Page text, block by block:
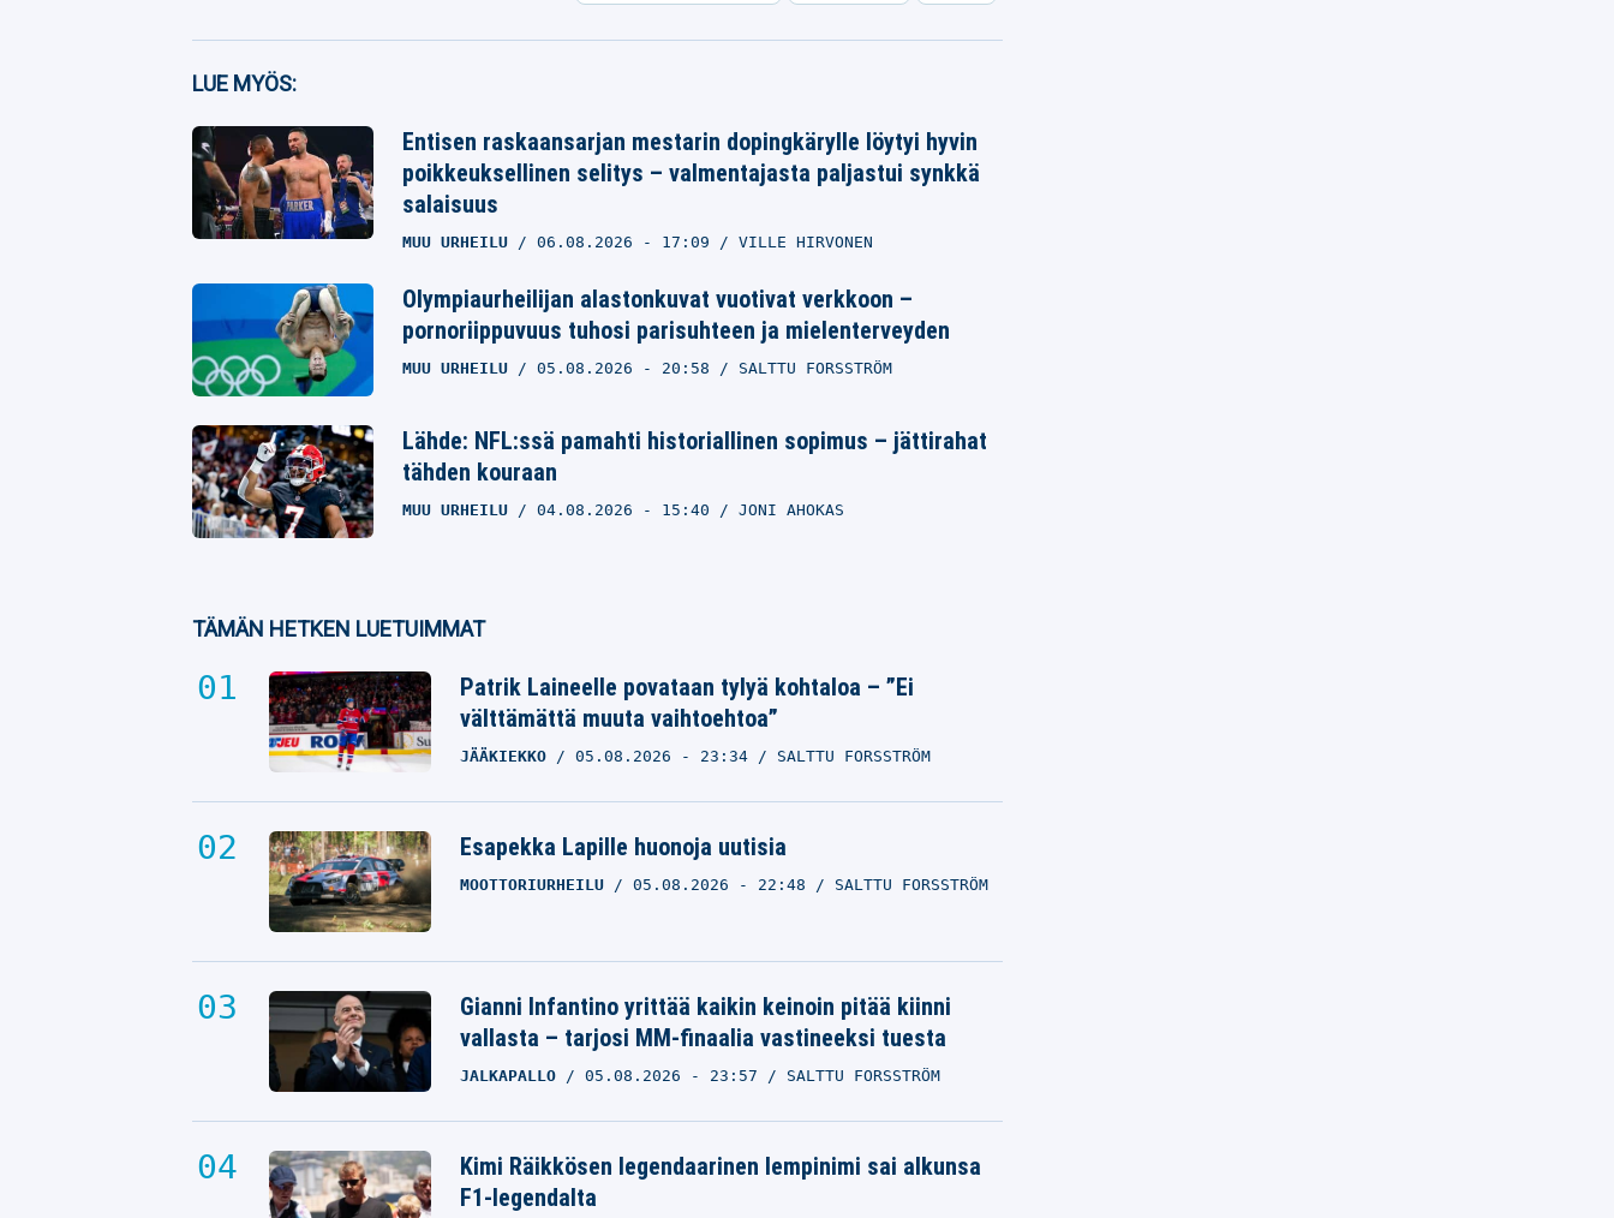
Whatsapp
LUE MYÖS:
Entisen raskaansarjan mestarin dopingkärylle löytyi hyvin
poikkeuksellinen selitys – valmentajasta paljastui synkkä
salaisuus
MUU URHEILU 06.08.2026 - 17:09 VILLE HIRVONEN
Olympiaurheilijan alastonkuvat vuotivat verkkoon –
pornoriippuvuus tuhosi parisuhteen ja mielenterveyden
MUU URHEILU 05.08.2026 - 20:58 SALTTU FORSSTRÖM
Lähde: NFL:ssä pamahti historiallinen sopimus – jättirahat
tähden kouraan
MUU URHEILU 04.08.2026 - 15:40 JONI AHOKAS
TÄMÄN HETKEN LUETUIMMAT
Patrik Laineelle povataan tylyä kohtaloa – ”Ei
välttämättä muuta vaihtoehtoa”
JÄÄKIEKKO 05.08.2026 - 23:34 SALTTU FORSSTRÖM
Esapekka Lapille huonoja uutisia
MOOTTORIURHEILU 05.08.2026 - 22:48 SALTTU FORSSTRÖM
Gianni Infantino yrittää kaikin keinoin pitää kiinni
vallasta – tarjosi MM-finaalia vastineeksi tuesta
JALKAPALLO 05.08.2026 - 23:57 SALTTU FORSSTRÖM
Kimi Räikkösen legendaarinen lempinimi sai alkunsa
F1-legendalta